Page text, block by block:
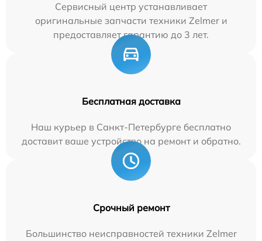
Сервисный центр устанавливает
оригинальные запчасти техники Zelmer и
предоставляет гарантию до 3 лет.
Бесплатная доставка
Наш курьер в Санкт-Петербурге бесплатно
доставит ваше устройство на ремонт и обратно.
Срочный ремонт
Большинство неисправностей техники Zelmer